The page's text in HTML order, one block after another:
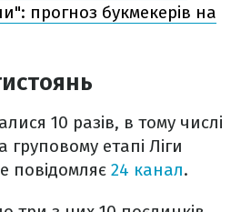
прогноз букмекерів на
10 разів, в тому числі
етапі Ліги
повідомляє 24 канал.